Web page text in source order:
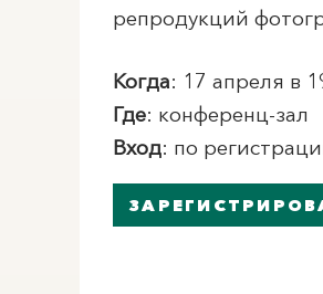
репродукций
Когда: 17 апреля в
Где: конференц-зал
Вход: по